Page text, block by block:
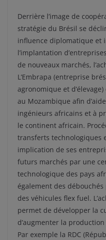
Derrière l’image de
stratégie du Brésil se
influence diplomatique et
l’implantation
de nouveaux marchés,
L’Embrapa (entreprise
agronomique et
au Mozambique afin
ingénieurs africains et à
le continent africain.
transferts technologiques
implication de ses
futurs marchés par une
technologique des pays
également des
des véhicules flex fuel.
permet de développer la
d’augmenter la
Par exemple la RDC